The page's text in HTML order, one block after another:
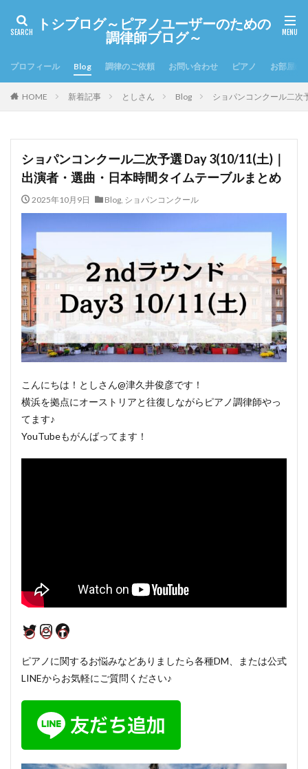
トシブログ～ピアノユーザーのための
調律師ブログ～
プロフィール Blog 調律のご依頼 お問い合わせ ピアノ お部屋の
HOME 新着記事 としさん Blog ショパンコンクール二次
ショパンコンクール二次予選 Day 3(10/11(土)｜
出演者・選曲・日本時間タイムテーブルまとめ
2025年10月9日 Blog, ショパンコンクール
こんにちは！としさん@津久井俊彦です！
横浜を拠点にオーストリアと往復しながらピアノ調律師やっ
てます♪
YouTubeもがんばってます！
Twitter
Instagram
Facebook
ピアノに関するお悩みなどありましたら各種DM、または公式
LINEからお気軽にご質問ください♪